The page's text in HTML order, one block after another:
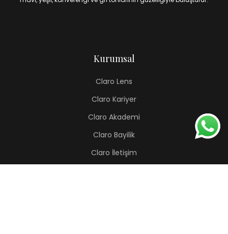
Kurumsal
Claro Lens
Claro Kariyer
Claro Akademi
Claro Bayilik
Claro İletişim